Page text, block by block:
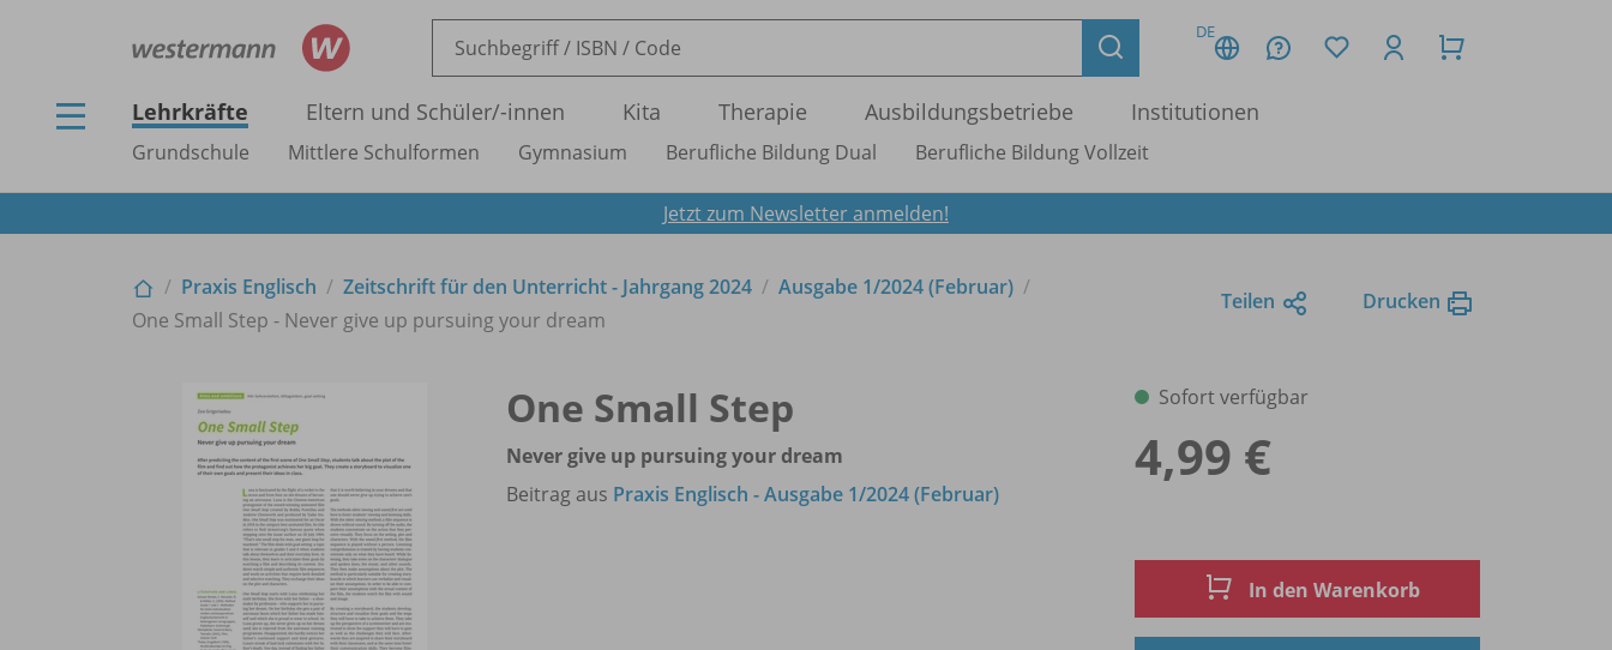
DE
Lehrkräfte Eltern und Schüler/-innen Kita Therapie Ausbildungsbetriebe Institutionen
Grundschule Mittlere Schulformen Gymnasium Berufliche Bildung Dual Berufliche Bildung Vollzeit
Jetzt zum Newsletter anmelden!
Praxis Englisch Zeitschrift für den Unterricht - Jahrgang 2024 Ausgabe 1/2024 (Februar)
One Small Step - Never give up pursuing your dream
Teilen Drucken
One Small Step
Never give up pursuing your dream
Beitrag aus Praxis Englisch - Ausgabe 1/2024 (Februar)
Sofort verfügbar
4,99 €
In den Warenkorb